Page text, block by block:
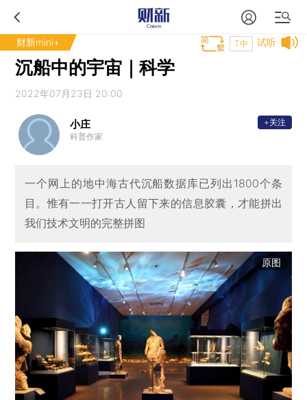
财新mini+ 试听
T中
沉船中的宇宙｜科学
2022年07月23日 20:00
小庄
科普作家
+关注
一个网上的地中海古代沉船数据库已列出1800个条
目。惟有一一打开古人留下来的信息胶囊，才能拼出
我们技术文明的完整拼图
原图